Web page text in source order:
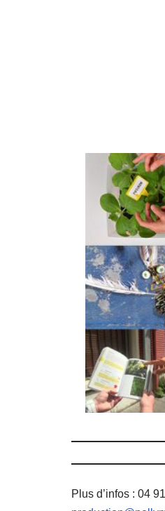
Plus d’infos : 04